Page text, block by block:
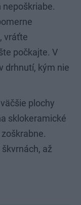
nepoškriabe.
vráťte
počkajte. V
drhnutí, kým nie
plochy
sklokeramické
až